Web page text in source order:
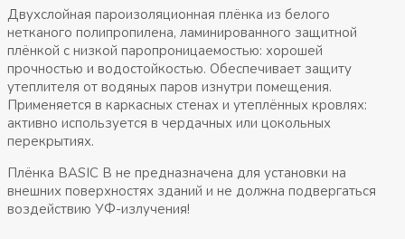
Двухслойная пароизоляционная плёнка из белого
нетканого полипропилена, ламинированного защитной
плёнкой с низкой паропроницаемостью: хорошей
прочностью и водостойкостью. Обеспечивает защиту
утеплителя от водяных паров изнутри помещения.
Применяется в каркасных стенах и утеплённых кровлях:
активно используется в чердачных или цокольных
перекрытиях.
Плёнка BASIC B не предназначена для установки на
внешних поверхностях зданий и не должна подвергаться
воздействию УФ-излучения!